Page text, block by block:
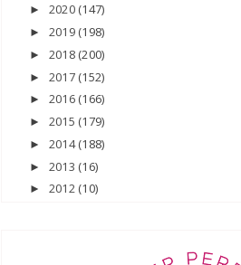
► 2020 (147)
► 2019 (198)
► 2018 (200)
► 2017 (152)
► 2016 (166)
► 2015 (179)
► 2014(188)
► 2013 (16)
► 2012 (10)